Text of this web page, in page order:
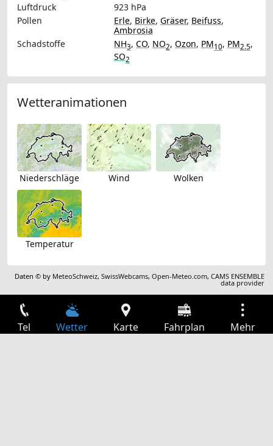
Luftdruck
923 hPa
Pollen
Erle, Birke, Gräser, Beifuss,
Ambrosia
Schadstoffe
NH3, CO, NO2, Ozon, PM10, PM2.5,
SO2
Wetteranimationen
Niederschläge Wind Wolken
Temperatur
Daten © by MeteoSchweiz,SwissWebcams,Open-Meteo.com,CAMS ENSEMBLE
data provider
Tel Wetter Karte Fahrplan Mehr